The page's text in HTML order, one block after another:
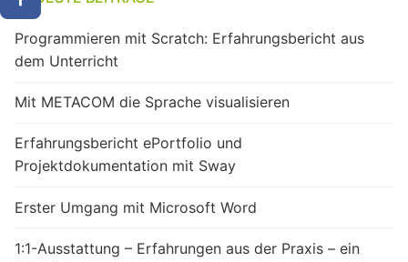
Programmieren mit Scratch: Erfahrungsbericht aus
dem Unterricht
Mit METACOM die Sprache visualisieren
Erfahrungsbericht ePortfolio und
Projektdokumentation mit Sway
Erster Umgang mit Microsoft Word
1:1-Ausstattung – Erfahrungen aus der Praxis – ein